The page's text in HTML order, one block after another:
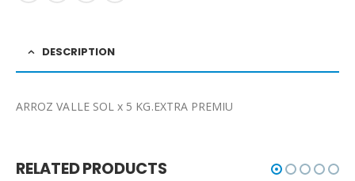
DESCRIPTION
ARROZ VALLE SOL x 5 KG.EXTRA PREMIU
RELATED PRODUCTS